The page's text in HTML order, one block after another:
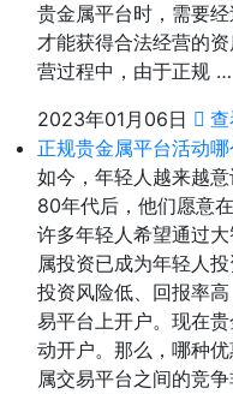
贵金属平台时，需要
才能获得合法经营的
营过程中，由于正规 …
2023年01月06日
正规贵金属平台活动
如今，年轻人越来越
80年代后，他们愿意
许多年轻人希望通过
属投资已成为年轻人
投资风险低、回报率
易平台上开户。现在
动开户。那么，哪种
属交易平台之间的竞